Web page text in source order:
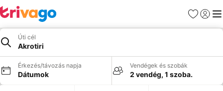
Kedvencek
Úti cél
Akrotiri
Érkezés/távozás napja
Dátumok
Vendégek és szobák
2 vendég, 1 szoba.